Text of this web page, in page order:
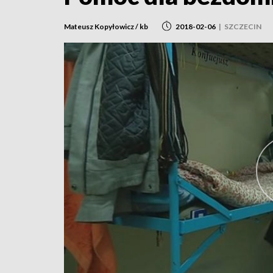
Mateusz Kopyłowicz / kb 2018-02-06 | SZCZECIN